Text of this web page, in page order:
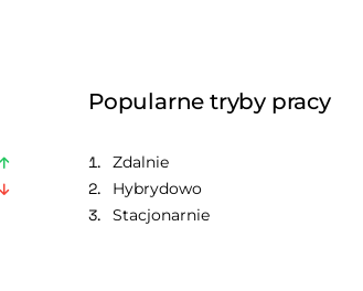
Popularne tryby pracy
Zdalnie
Hybrydowo
Stacjonarnie